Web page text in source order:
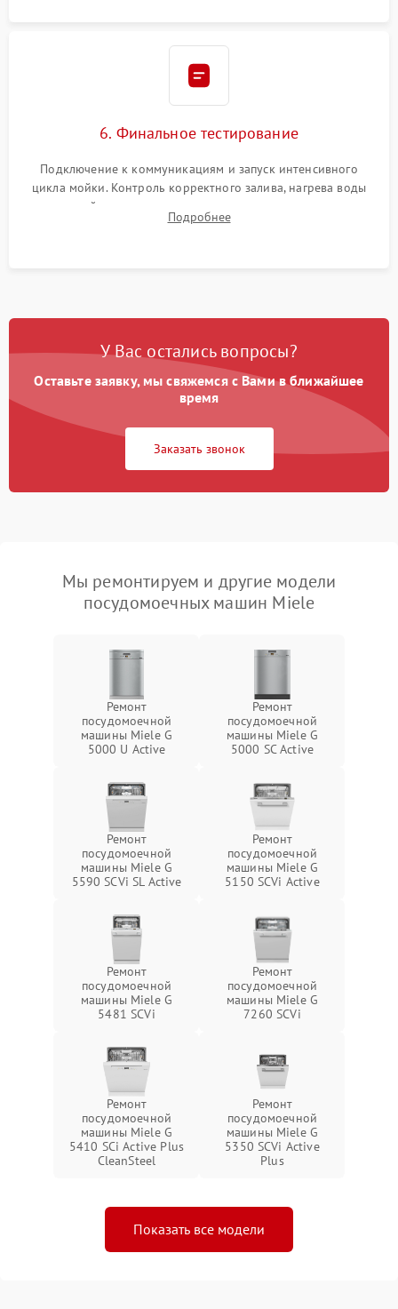
6. Финальное тестирование
Подключение к коммуникациям и запуск интенсивного
цикла мойки. Контроль корректного залива, нагрева воды
до нужной температуры, отсутствия посторонних шумов,
штатного слива и абсолютной сухости в поддоне.
Подробнее
У Вас остались вопросы?
Оставьте заявку, мы свяжемся с Вами в ближайшее
время
Заказать звонок
Мы ремонтируем и другие модели
посудомоечных машин Miele
Ремонт
посудомоечной
машины Miele G
5000 U Active
Ремонт
посудомоечной
машины Miele G
5000 SC Active
Ремонт
посудомоечной
машины Miele G
5590 SCVi SL Active
Ремонт
посудомоечной
машины Miele G
5150 SCVi Active
Ремонт
посудомоечной
машины Miele G
5481 SCVi
Ремонт
посудомоечной
машины Miele G
7260 SCVi
Ремонт
посудомоечной
машины Miele G
5410 SCi Active Plus
CleanSteel
Ремонт
посудомоечной
машины Miele G
5350 SCVi Active
Plus
Показать все модели